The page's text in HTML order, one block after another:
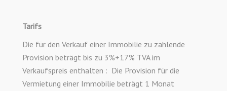
Tarifs
Die für den Verkauf einer Immobilie zu zahlende
Provision beträgt bis zu 3%+17% TVA im
Verkaufspreis enthalten : Die Provision für die
Vermietung einer Immobilie beträgt 1 Monat